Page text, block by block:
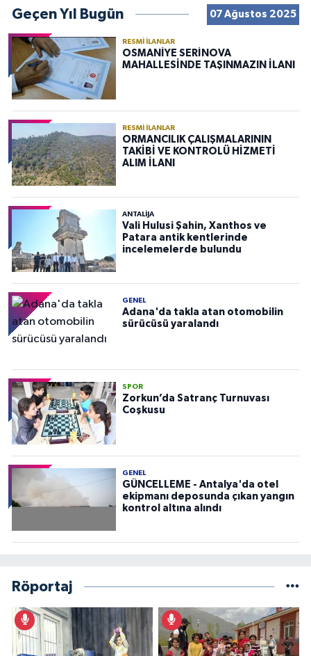
Geçen Yıl Bugün 07 Ağustos 2025
RESMI İLANLAR
OSMANİYE SERİNOVA
MAHALLESİNDE TAŞINMAZIN İLANI
RESMI İLANLAR
ORMANCILIK ÇALIŞMALARININ
TAKİBİ VE KONTROLÜ HİZMETİ
ALIM İLANI
ANTALIJA
Vali Hulusi Şahin, Xanthos ve
Patara antik kentlerinde
incelemelerde bulundu
GENEL
Adana'da takla atan otomobilin
sürücüsü yaralandı
SPOR
Zorkun’da Satranç Turnuvası
Coşkusu
GENEL
GÜNCELLEME - Antalya'da otel
ekipmanı deposunda çıkan yangın
kontrol altına alındı
Röportaj